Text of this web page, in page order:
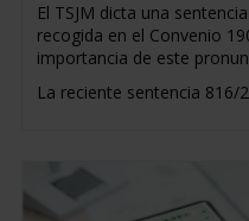
El TSJM dicta una
recogida en el Convenio
importancia de este
La reciente sentencia 816/